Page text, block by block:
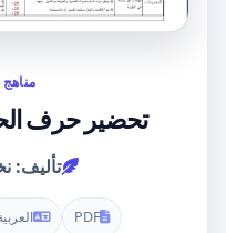
تحضير حرف
تأليف:
PDF